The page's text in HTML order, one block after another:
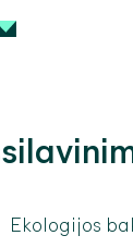
Ekologijos